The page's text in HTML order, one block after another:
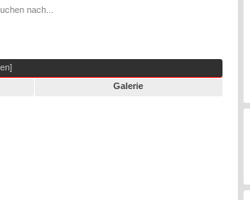
Galerie